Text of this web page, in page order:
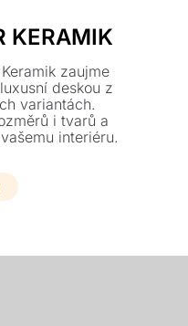
KERAMIK
zaujme
deskou z
variantách.
i tvarů a
interiéru.